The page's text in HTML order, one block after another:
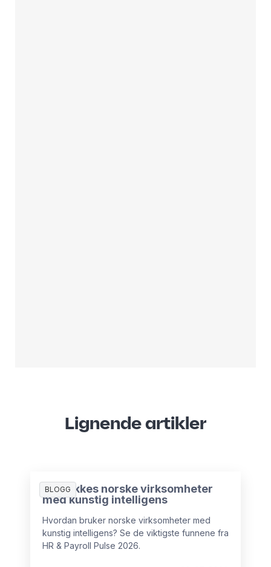
Lignende artikler
BLOGG
Slik lykkes norske virksomheter
med kunstig intelligens
Hvordan bruker norske virksomheter med
kunstig intelligens? Se de viktigste funnene fra
HR & Payroll Pulse 2026.